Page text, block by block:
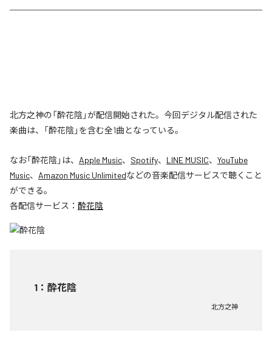
北方之神の「酔花陰」が配信開始された。今回デジタル配信された
楽曲は、「酔花陰」を含む全1曲となっている。
なお「酔花陰」は、 Apple Music、 Spotify、 LINE MUSIC、 YouTube
Music、 Amazon Music Unlimitedなどの音楽配信サービスで聴くこと
ができる。
各配信サービス： 酔花陰
1 ： 酔花陰
北方之神